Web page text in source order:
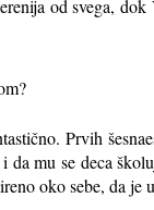
od svega,
Prvih
mu se deca
oko sebe, da je